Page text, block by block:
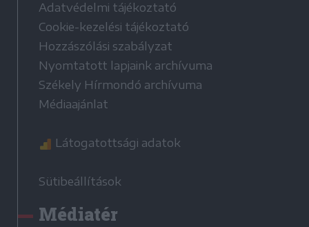
Adatvédelmi tájékoztató
Cookie-kezelési tájékoztató
Hozzászólási szabályzat
Nyomtatott lapjaink archívuma
Székely Hírmondó archívuma
Médiaajánlat
Látogatottsági adatok
Sütibeállítások
Médiatér